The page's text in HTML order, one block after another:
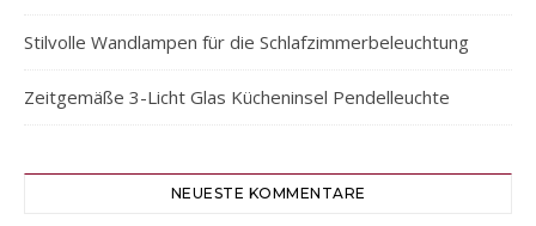
Stilvolle Wandlampen für die Schlafzimmerbeleuchtung
Zeitgemäße 3-Licht Glas Kücheninsel Pendelleuchte
NEUESTE KOMMENTARE